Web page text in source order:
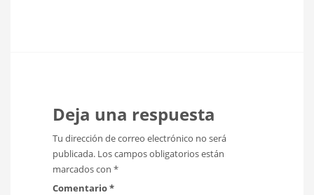
Deja una respuesta
Tu dirección de correo electrónico no será
publicada. Los campos obligatorios están
marcados con *
Comentario*